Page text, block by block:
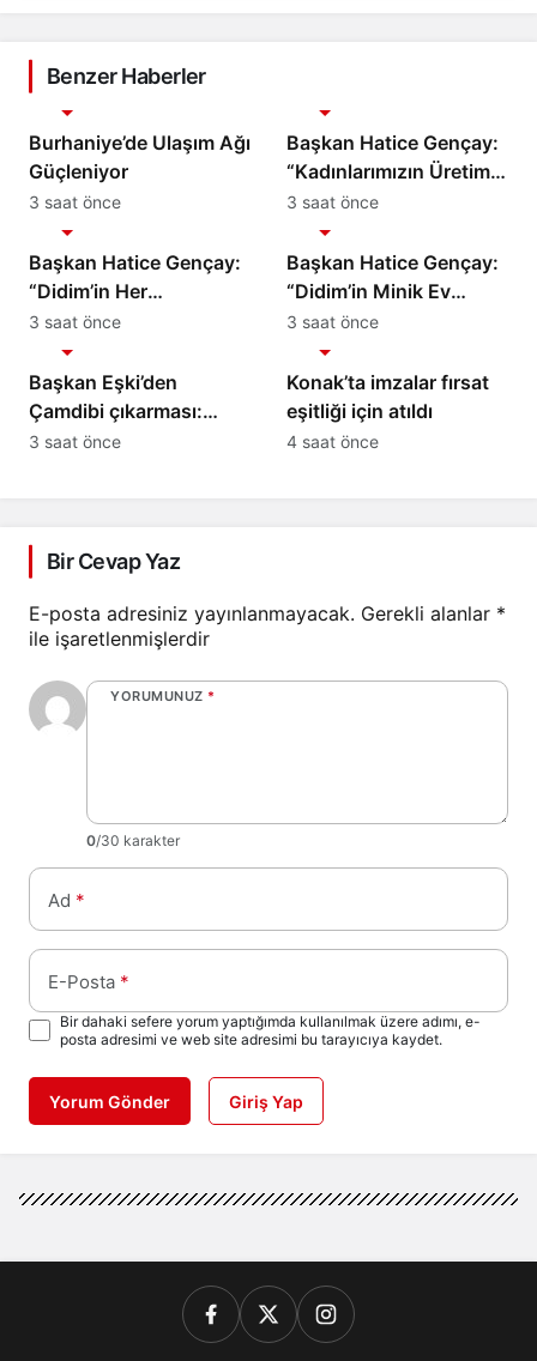
Benzer Haberler
Burhaniye’de Ulaşım Ağı
Güçleniyor
3 saat önce
Başkan Hatice Gençay:
“Kadınlarımızın Üretim
Gücünü Destekliyoruz”
3 saat önce
Başkan Hatice Gençay:
“Didim’in Her
Noktasında Gece
Gündüz Sahadayız”
3 saat önce
Başkan Hatice Gençay:
“Didim’in Minik Ev
Sahiplerine Sahip
Çıkmaya Devam
Edeceğiz”
3 saat önce
Başkan Eşki’den
Çamdibi çıkarması:
“Halkımızın içinde,
3 saat önce
Konak’ta imzalar fırsat
eşitliği için atıldı
4 saat önce
Bir Cevap Yaz
E-posta adresiniz yayınlanmayacak. Gerekli alanlar *
ile işaretlenmişlerdir
YORUMUNUZ *
0/30 karakter
Ad *
E-Posta *
Bir dahaki sefere yorum yaptığımda kullanılmak üzere adımı, e-
posta adresimi ve web site adresimi bu tarayıcıya kaydet.
Yorum Gönder Giriş Yap